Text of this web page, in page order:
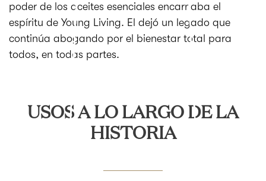
poder de los aceites esenciales encarnaba el
espíritu de Young Living. El dejó un legado que
continúa abogando por el bienestar total para
todos, en todas partes.
USOS A LO LARGO DE LA
HISTORIA